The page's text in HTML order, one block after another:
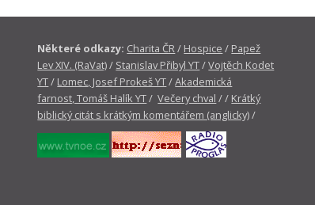
Některé odkazy: Charita ČR/ Hospice / Papež
Lev XIV. (RaVat)/ Stanislav Přibyl YT/Vojtěch Kodet
YT/ Lomec, Josef Prokeš YT/Akademická
farnost, Tomáš Halík YT/Večery chval / / Krátký
biblický citát s krátkým komentářem (anglicky)/